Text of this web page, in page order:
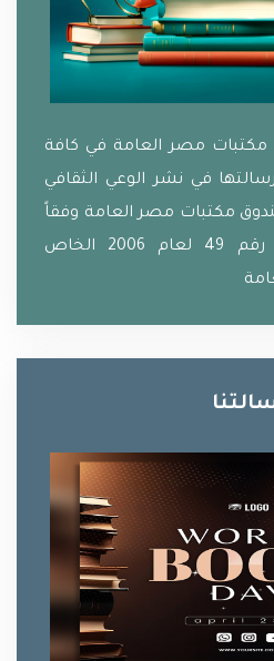
مصر العامة في كافة
في نشر الوعي الثقافي
مكتبات مصر العامة وفقاً
لقرار رئيس الجمهورية رقم 49 لعام 2006 الخاص